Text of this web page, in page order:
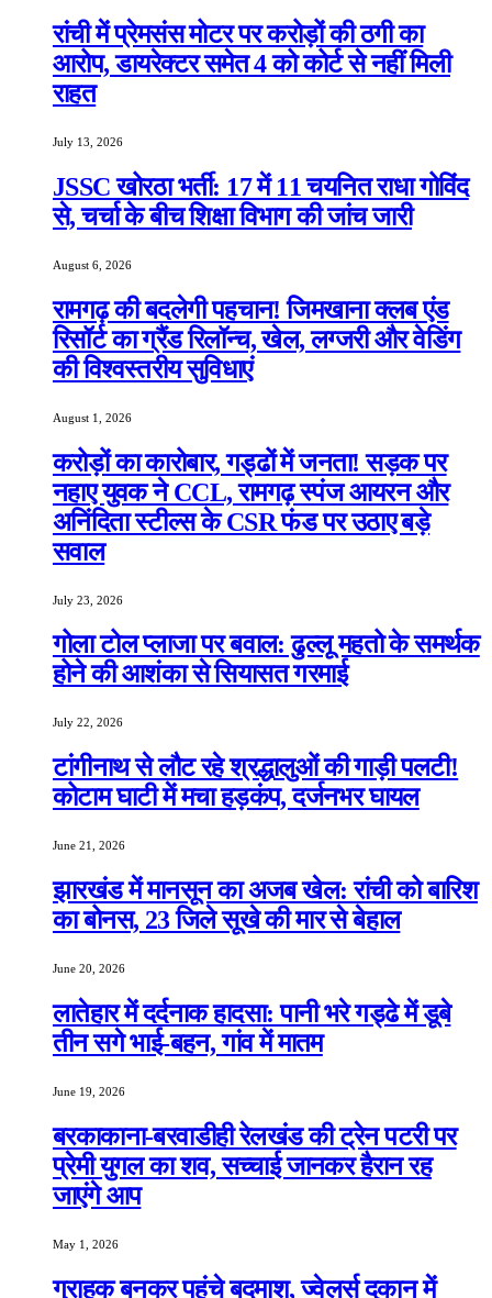
रांची में प्रेमसंस मोटर पर करोड़ों की ठगी का
आरोप, डायरेक्टर समेत 4 को कोर्ट से नहीं मिली
राहत
July 13, 2026
JSSC खोरठा भर्ती: 17 में 11 चयनित राधा गोविंद
से, चर्चा के बीच शिक्षा विभाग की जांच जारी
August 6, 2026
रामगढ़ की बदलेगी पहचान! जिमखाना क्लब एंड
रिसॉर्ट का ग्रैंड रिलॉन्च, खेल, लग्जरी और वेडिंग
की विश्वस्तरीय सुविधाएं
August 1, 2026
करोड़ों का कारोबार, गड्ढों में जनता! सड़क पर
नहाए युवक ने CCL, रामगढ़ स्पंज आयरन और
अनिंदिता स्टील्स के CSR फंड पर उठाए बड़े
सवाल
July 23, 2026
गोला टोल प्लाजा पर बवाल: ढुल्लू महतो के समर्थक
होने की आशंका से सियासत गरमाई
July 22, 2026
टांगीनाथ से लौट रहे श्रद्धालुओं की गाड़ी पलटी!
कोटाम घाटी में मचा हड़कंप, दर्जनभर घायल
June 21, 2026
झारखंड में मानसून का अजब खेल: रांची को बारिश
का बोनस, 23 जिले सूखे की मार से बेहाल
June 20, 2026
लातेहार में दर्दनाक हादसा: पानी भरे गड्ढे में डूबे
तीन सगे भाई-बहन, गांव में मातम
June 19, 2026
बरकाकाना-बरवाडीही रेलखंड की ट्रेन पटरी पर
प्रेमी युगल का शव, सच्चाई जानकर हैरान रह
जाएंगे आप
May 1, 2026
ग्राहक बनकर पहुंचे बदमाश, ज्वेलर्स दुकान में